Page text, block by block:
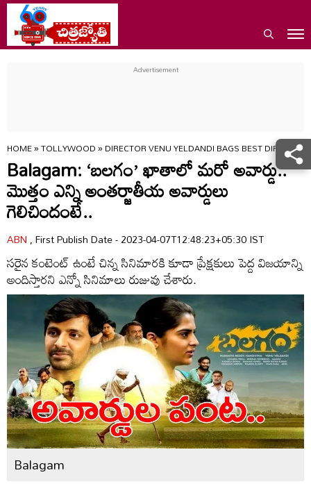
HOME»TOLLYWOOD»DIRECTOR VENU YELDANDI BAGS BEST
Balagam: ‘బలగం’ ఖాతాలో మరో అవార్డు..
మొత్తం ఎన్ని అంతర్జాతీయ అవార్డులు
గెలిచిందంటే..
ABN, First Publish Date - 2023-04-07T12:48:23+05:30 IST
సరైన కంటెంట్ ఉంటే చిన్న సినిమారకి కూడా ప్రేక్షకులు పెద్ద విజయాన్ని
అందిస్తారని ఎన్నో సినిమాలు రుజువు చేశారు.
Balagam